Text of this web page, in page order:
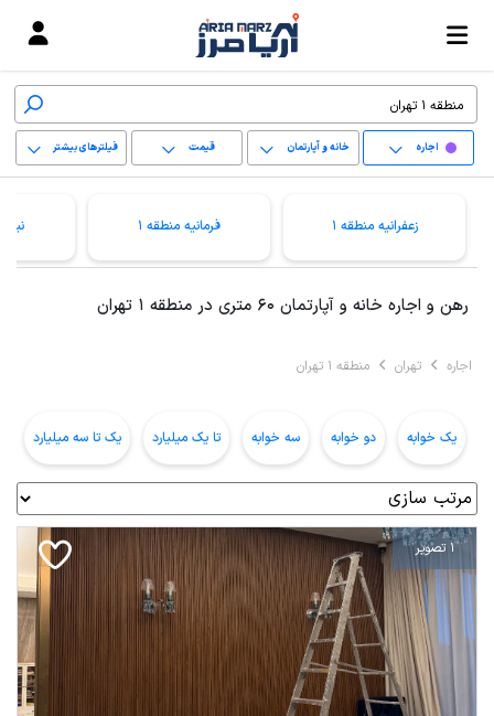
اجاره خانه و آپارتمان قیمت فیلترهای بیشتر
پاک کردن محدوده
زعفرانیه منطقه 1 فرمانیه منطقه 1
رهن و اجاره خانه و آپارتمان 60 متری در منطقه 1 تهران
اجاره تهران منطقه 1 تهران
یک خوابه دو خوابه سه خوابه تا یک میلیارد یک تا سه میلیارد
1 تصویر